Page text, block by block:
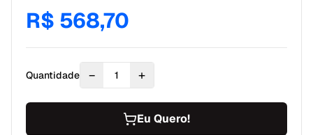
R$ 568,70
Quantidade − 1 +
Eu Quero!